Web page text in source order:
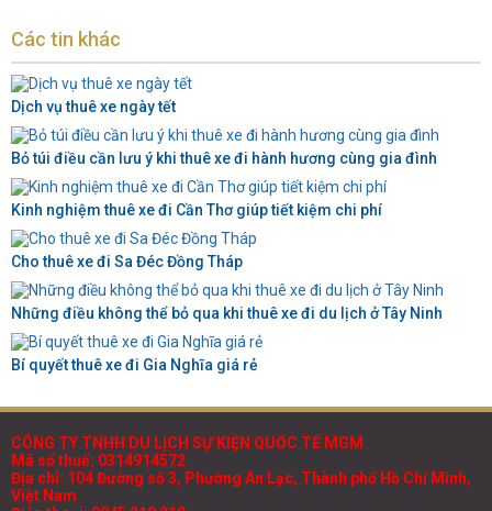
Các tin khác
Dịch vụ thuê xe ngày tết
Bỏ túi điều cần lưu ý khi thuê xe đi hành hương cùng gia đình
Kinh nghiệm thuê xe đi Cần Thơ giúp tiết kiệm chi phí
Cho thuê xe đi Sa Đéc Đồng Tháp
Những điều không thể bỏ qua khi thuê xe đi du lịch ở Tây Ninh
Bí quyết thuê xe đi Gia Nghĩa giá rẻ
CÔNG TY TNHH DU LỊCH SỰ KIỆN QUỐC TẾ MGM
Mã số thuế: 0314914572
Địa chỉ: 104 Đường số 3, Phường An Lạc, Thành phố Hồ Chí Minh,
Việt Nam